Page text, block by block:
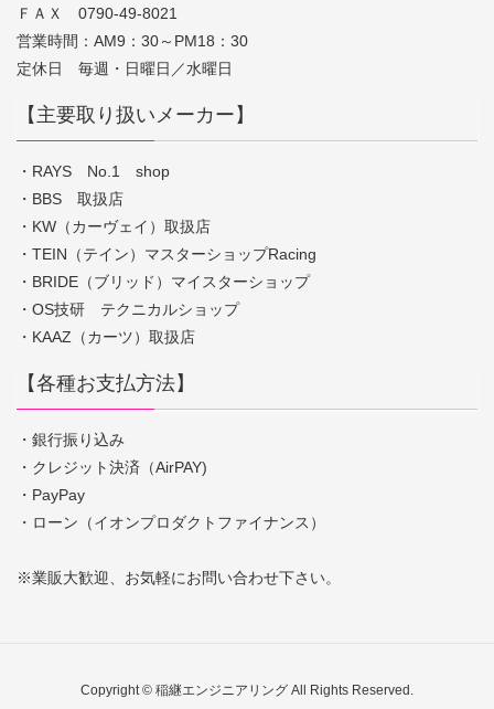
ＦＡＸ 0790-49-8021
営業時間：AM9：30～PM18：30
定休日 毎週・日曜日／水曜日
【主要取り扱いメーカー】
・RAYS No.1 shop
・BBS 取扱店
・KW（カーヴェイ）取扱店
・TEIN（テイン）マスターショップRacing
・BRIDE（ブリッド）マイスターショップ
・OS技研 テクニカルショップ
・KAAZ（カーツ）取扱店
【各種お支払方法】
・銀行振り込み
・クレジット決済（AirPAY)
・PayPay
・ローン（イオンプロダクトファイナンス）
※業販大歓迎、お気軽にお問い合わせ下さい。
Copyright © 稲継エンジニアリング All Rights Reserved.